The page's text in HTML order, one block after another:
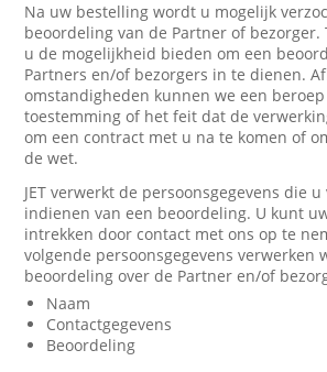
Na uw bestelling wordt u mogelijk
beoordeling van de Partner of bezorger.
u de mogelijkheid bieden om een
Partners en/of bezorgers in te dienen.
omstandigheden kunnen we een
toestemming of het feit dat de
om een contract met u na te komen of
de wet.
JET verwerkt de persoonsgegevens die
indienen van een beoordeling. U kunt
intrekken door contact met ons op te
volgende persoonsgegevens verwerken
beoordeling over de Partner en/of
Naam
Contactgegevens
Beoordeling